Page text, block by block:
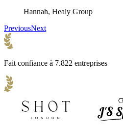
Hannah, Healy Group
PreviousNext
Fait confiance à 7.822 entreprises